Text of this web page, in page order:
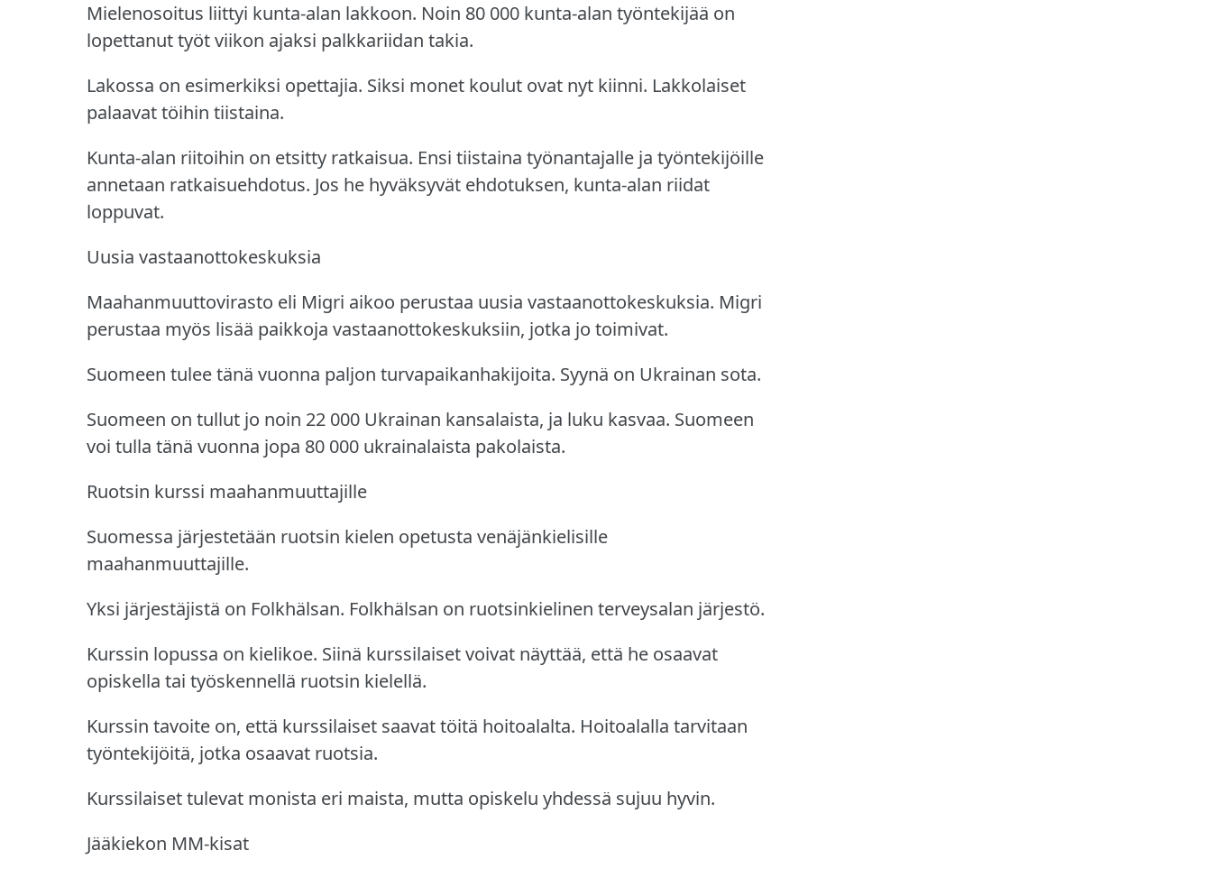
Mielenosoitus liittyi kunta-alan lakkoon. Noin 80 000 kunta-alan työntekijää on
lopettanut työt viikon ajaksi palkkariidan takia.
Lakossa on esimerkiksi opettajia. Siksi monet koulut ovat nyt kiinni. Lakkolaiset
palaavat töihin tiistaina.
Kunta-alan riitoihin on etsitty ratkaisua. Ensi tiistaina työnantajalle ja työntekijöille
annetaan ratkaisuehdotus. Jos he hyväksyvät ehdotuksen, kunta-alan riidat
loppuvat.
Uusia vastaanottokeskuksia
Maahanmuuttovirasto eli Migri aikoo perustaa uusia vastaanottokeskuksia. Migri
perustaa myös lisää paikkoja vastaanottokeskuksiin, jotka jo toimivat.
Suomeen tulee tänä vuonna paljon turvapaikanhakijoita. Syynä on Ukrainan sota.
Suomeen on tullut jo noin 22 000 Ukrainan kansalaista, ja luku kasvaa. Suomeen
voi tulla tänä vuonna jopa 80 000 ukrainalaista pakolaista.
Ruotsin kurssi maahanmuuttajille
Suomessa järjestetään ruotsin kielen opetusta venäjänkielisille
maahanmuuttajille.
Yksi järjestäjistä on Folkhälsan. Folkhälsan on ruotsinkielinen terveysalan järjestö.
Kurssin lopussa on kielikoe. Siinä kurssilaiset voivat näyttää, että he osaavat
opiskella tai työskennellä ruotsin kielellä.
Kurssin tavoite on, että kurssilaiset saavat töitä hoitoalalta. Hoitoalalla tarvitaan
työntekijöitä, jotka osaavat ruotsia.
Kurssilaiset tulevat monista eri maista, mutta opiskelu yhdessä sujuu hyvin.
Jääkiekon MM-kisat